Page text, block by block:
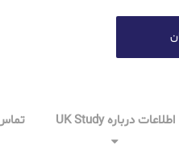
اطلاعات درباره UK Study